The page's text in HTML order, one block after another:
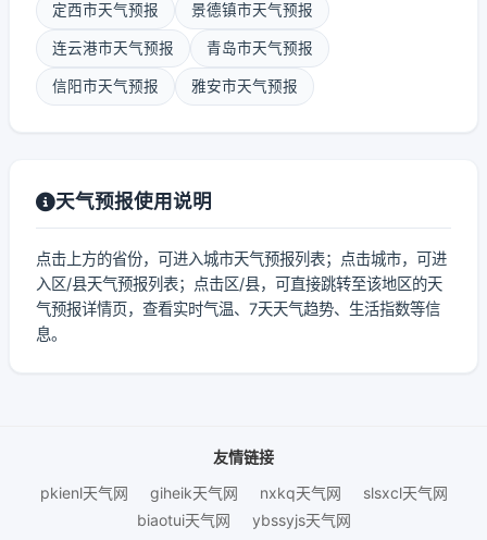
定西市天气预报 景德镇市天气预报
连云港市天气预报 青岛市天气预报
信阳市天气预报 雅安市天气预报
天气预报使用说明
点击上方的省份，可进入城市天气预报列表；点击城市，可进
入区/县天气预报列表；点击区/县，可直接跳转至该地区的天
气预报详情页，查看实时气温、7天天气趋势、生活指数等信
息。
友情链接
pkienl天气网
giheik天气网 nxkq天气网
slsxcl天气网
biaotui天气网
ybssyjs天气网